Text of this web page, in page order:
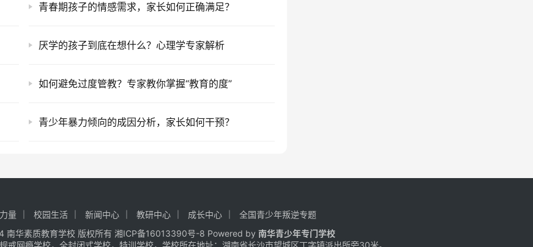
青春期孩子的情感需求，家长如何正确满足？
厌学的孩子到底在想什么？心理学专家解析
如何避免过度管教？专家教你掌握“教育的度”
青少年暴力倾向的成因分析，家长如何干预？
量 校园生活 新闻中心 教研中心 成长中心
全国青少年叛逆专题
华素质教育学校 版权所有湘ICP备16013390号-8 Powered by南华青少年专门学校